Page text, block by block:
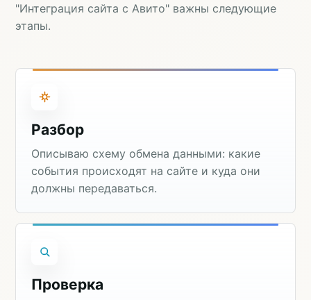
"Интеграция сайта с Авито" важны следующие
этапы.
Разбор
Описываю схему обмена данными: какие
события происходят на сайте и куда они
должны передаваться.
Проверка